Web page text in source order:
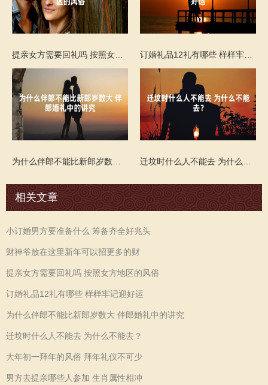
提亲女方需要回礼吗 按照女方地区的风俗 订婚礼品12礼有哪些 样样牢记迎好运
为什么伴郎不能比新郎岁数大 伴郎婚礼中的讲究 迁坟时什么人不能去 为什么不能去？
相关文章
小订婚男方要准备什么 筹备齐全好兆头
财神爷放在这里新年可以招更多的财
提亲女方需要回礼吗 按照女方地区的风俗
订婚礼品12礼有哪些 样样牢记迎好运
为什么伴郎不能比新郎岁数大 伴郎婚礼中的讲究
迁坟时什么人不能去 为什么不能去？
大年初一拜年的风俗 拜年礼仪不可少
男方去提亲哪些人参加 生肖属性相冲